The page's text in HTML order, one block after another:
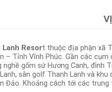
Lanh Resort thuộc địa phận xã
– Tỉnh Vĩnh Phúc. Gần các cụm
nghề gốm sứ Hương Canh, đình
sân golf Thanh Lanh và khu
Đảo. Khoảng cách tới các trung